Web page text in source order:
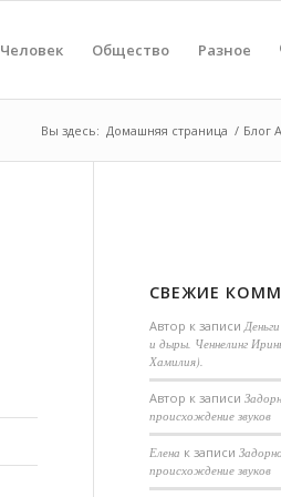
Человек Общество Разное
Вы здесь: Домашняя страница / Блог
СВЕЖИЕ
Автор к записи
и дыры. Ченнелинг
Хамилия).
Aвтор к записи
происхождение звуков
Елена к записи
происхождение звуков